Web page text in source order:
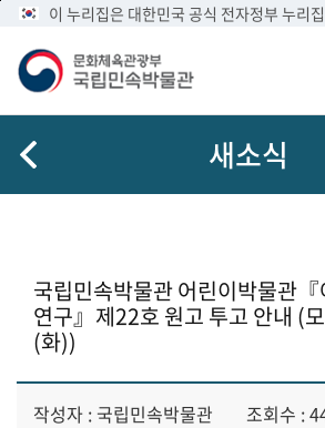
가
가
이 누리집은 대한민국 공식 전자정부 누리
새소식
국립민속박물관 어린이박물관
연구』제22호 원고 투고 안내 (
(화))
작성자 : 국립민속박물관 조회수 :